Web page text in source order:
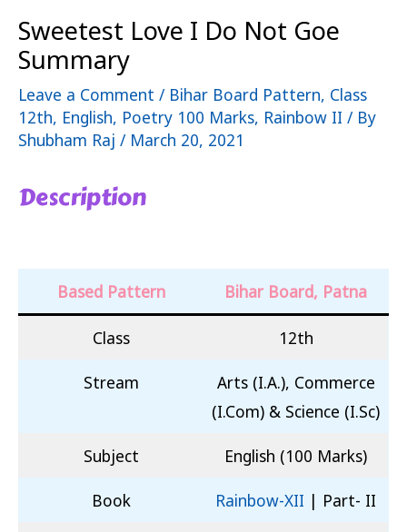
Sweetest Love I Do Not Goe
Summary
Leave a Comment / Bihar Board Pattern, Class
12th, English, Poetry 100 Marks, Rainbow II / By
Shubham Raj / March 20, 2021
Description
Based Pattern Bihar Board, Patna
Class 12th
Stream
Arts (I.A.), Commerce
(I.Com) & Science (I.Sc)
Subject English (100 Marks)
Book Rainbow-XII | Part- II